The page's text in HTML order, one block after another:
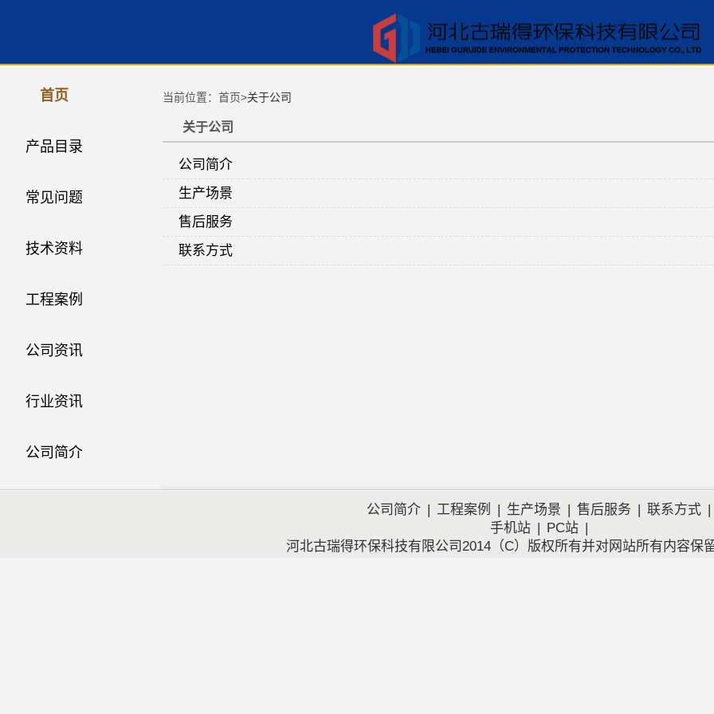
首页
产品目录
常见问题
技术资料
工程案例
公司资讯
行业资讯
公司简介
当前位置：首页>关于公司
关于公司
公司简介
生产场景
售后服务
联系方式
公司简介 | 工程案例 | 生产场景 | 售后服务 | 联系方式 |
手机站 | PC站 |
河北古瑞得环保科技有限公司2014（C）版权所有并对网站所有内容保